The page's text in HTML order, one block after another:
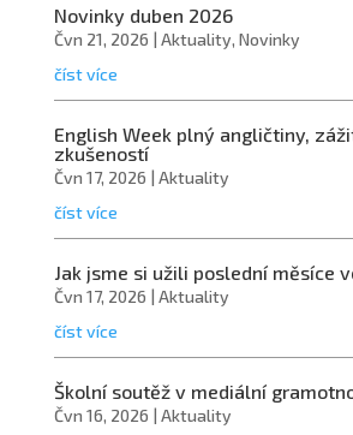
Novinky duben 2026
Čvn 21, 2026 | Aktuality, Novinky
číst více
English Week plný angličtiny,
zkušeností
Čvn 17, 2026 | Aktuality
číst více
Jak jsme si užili poslední měsíce
Čvn 17, 2026 | Aktuality
číst více
Školní soutěž v mediální
Čvn 16, 2026 | Aktuality